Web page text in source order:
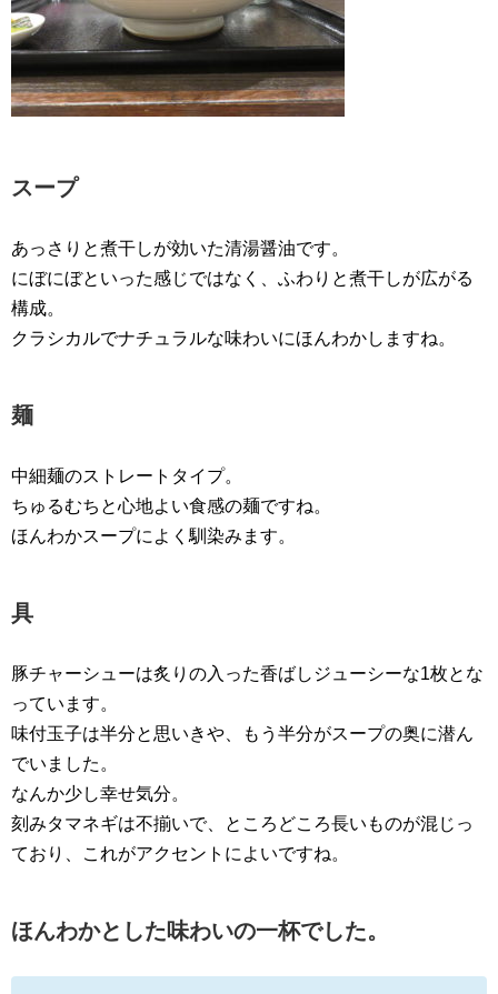
スープ
あっさりと煮干しが効いた清湯醤油です。
にぼにぼといった感じではなく、ふわりと煮干しが広がる
構成。
クラシカルでナチュラルな味わいにほんわかしますね。
麺
中細麺のストレートタイプ。
ちゅるむちと心地よい食感の麺ですね。
ほんわかスープによく馴染みます。
具
豚チャーシューは炙りの入った香ばしジューシーな1枚とな
っています。
味付玉子は半分と思いきや、もう半分がスープの奥に潜ん
でいました。
なんか少し幸せ気分。
刻みタマネギは不揃いで、ところどころ長いものが混じっ
ており、これがアクセントによいですね。
ほんわかとした味わいの一杯でした。